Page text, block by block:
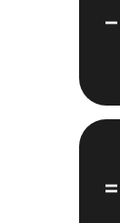
I
II